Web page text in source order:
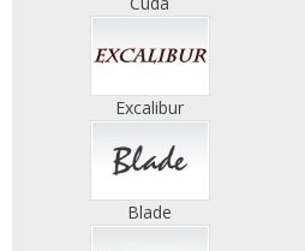
Excalibur
Blade